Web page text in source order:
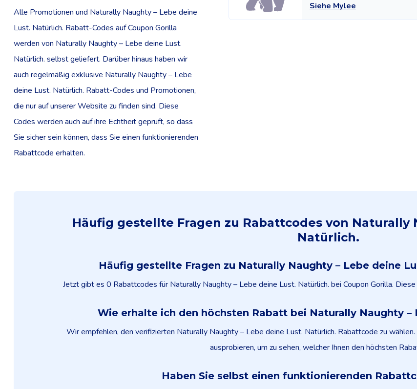
Alle Promotionen und Naturally Naughty – Lebe deine
Lust. Natürlich. Rabatt-Codes auf Coupon Gorilla
werden von Naturally Naughty – Lebe deine Lust.
Natürlich. selbst geliefert. Darüber hinaus haben wir
auch regelmäßig exklusive Naturally Naughty – Lebe
deine Lust. Natürlich. Rabatt-Codes und Promotionen,
die nur auf unserer Website zu finden sind. Diese
Codes werden auch auf ihre Echtheit geprüft, so dass
Sie sicher sein können, dass Sie einen funktionierenden
Rabattcode erhalten.
Siehe Mylee
Häufig gestellte Fragen zu Rabattcodes von Naturally
Natürlich.
Häufig gestellte Fragen zu Naturally Naughty – Lebe deine
Jetzt gibt es 0 Rabattcodes für Naturally Naughty – Lebe deine Lust. Natürlich. bei Coupon Gorilla.
Wie erhalte ich den höchsten Rabatt bei Naturally Naughty –
Wir empfehlen, den verifizierten Naturally Naughty – Lebe deine Lust. Natürlich. Rabattcode zu
ausprobieren, um zu sehen, welcher Ihnen den höchsten
Haben Sie selbst einen funktionierenden